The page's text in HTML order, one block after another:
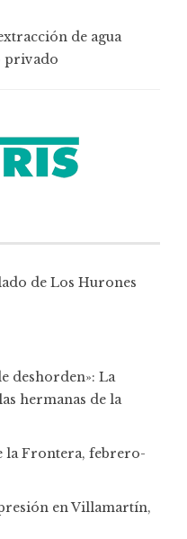
de agua
privado
de Los Hurones
deshorden»: La
hermanas de la
la Frontera, febrero-
en Villamartín,